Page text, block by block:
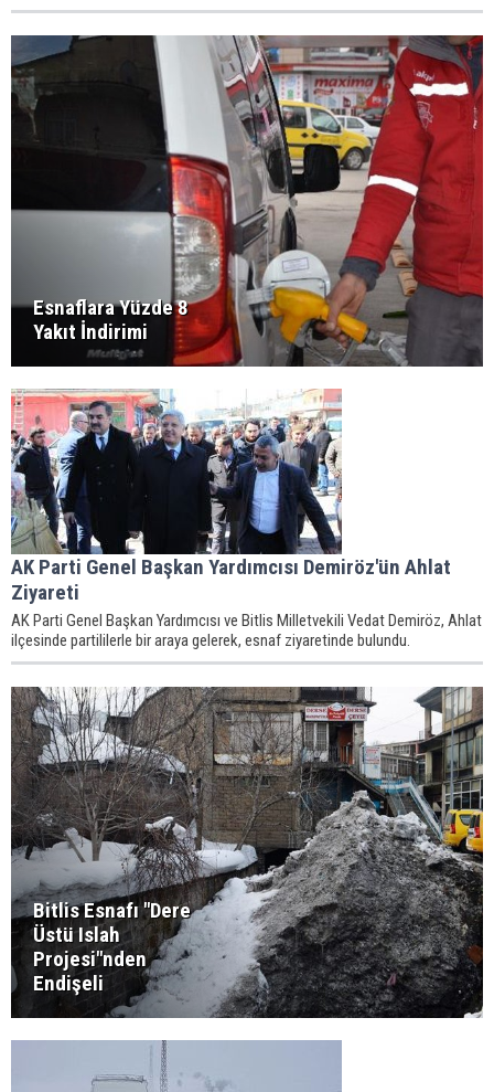
Esnaflara Yüzde 8
Yakıt İndirimi
AK Parti Genel Başkan Yardımcısı Demiröz'ün Ahlat
Ziyareti
AK Parti Genel Başkan Yardımcısı ve Bitlis Milletvekili Vedat Demiröz, Ahlat
ilçesinde partililerle bir araya gelerek, esnaf ziyaretinde bulundu.
Bitlis Esnafı "Dere
Üstü Islah
Projesi"nden
Endişeli